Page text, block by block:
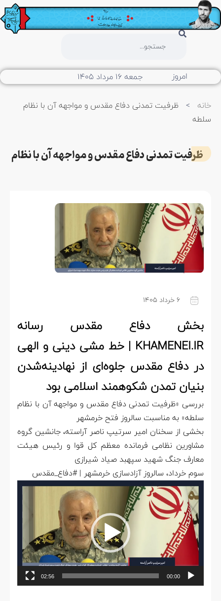
امروز جمعه ۱۶ مرداد ۱۴۰۵
خانه >
ظرفیت تمدنی دفاع مقدس و مواجهه آن با نظام
سلطه
۶ خرداد ۱۴۰۵
بخش دفاع مقدس رسانه
KHAMENEI.IR | خط مشی دینی و الهی
در دفاع مقدس جلوه‌ای از نهادینه‌شدن
بنیان تمدن شکوهمند اسلامی بود
بررسی «ظرفیت تمدنی دفاع مقدس و مواجهه آن با نظام
سلطه» به مناسبت سالروز فتح خرمشهر
بخشی از سخنان امیر سرتیپ ناصر آراسته، جانشین گروه
مشاورین نظامی فرمانده معظم کل قوا و رئیس هیئت
معارف جنگ شهید سپهبد صیاد شیرازی
سوم خرداد، سالروز آزادسازی خرمشهر | #دفاع_مقدس
نمایشگر
ویدیو
00:00
02:56